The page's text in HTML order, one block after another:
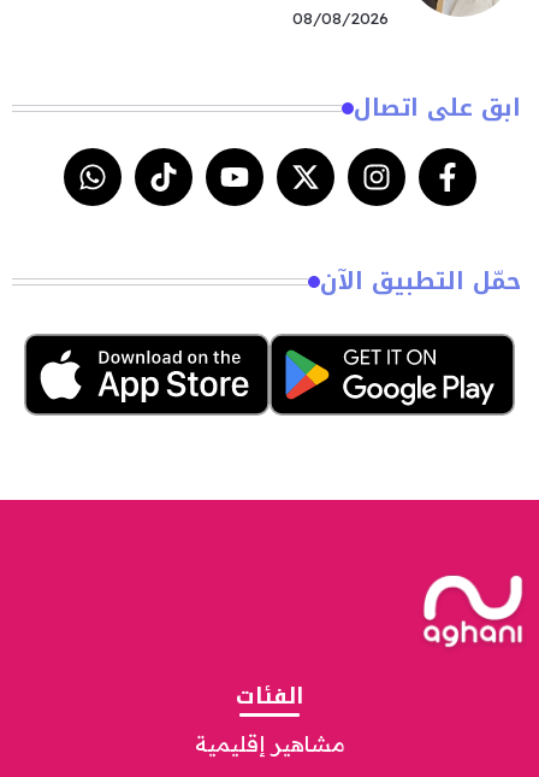
08/08/2026
ابق على اتصال
حمّل التطبيق الآن
الفئات
مشاهير إقليمية